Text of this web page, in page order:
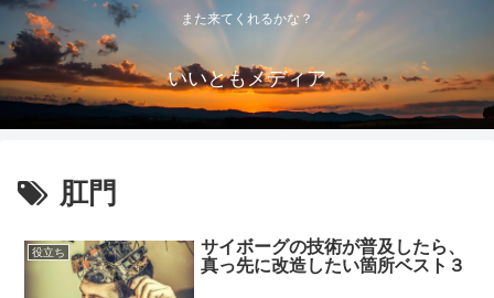
また来てくれるかな？
いいともメディア
肛門
役立ち
サイボーグの技術が普及したら、
真っ先に改造したい箇所ベスト３